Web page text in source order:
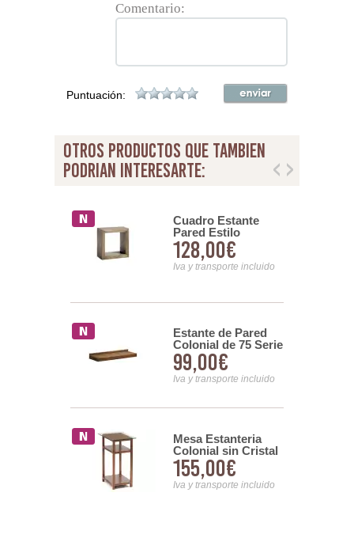
Comentario:
Puntuación:
otros productos que tambien
podrian interesarte:
Cuadro Estante
Pared Estilo
Colonial Actual
Serie Merapi
128,00€
Iva y transporte incluido
Estante de Pared
Colonial de 75 Serie
Star
99,00€
Iva y transporte incluido
Mesa Estanteria
Colonial sin Cristal
Serie PC Blau
155,00€
Iva y transporte incluido